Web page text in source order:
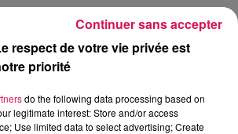
jardinage jardin
respect de votre vie privée est
priorité
do the following data processing based on
legitimate interest: Store and/or access
Use limited data to select advertising; Create
Continuer sans accepter